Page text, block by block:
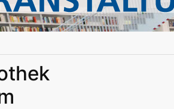
Platz
Kinder | Freizeit